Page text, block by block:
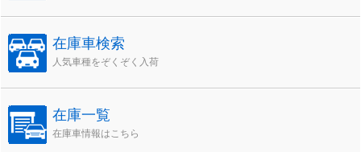
在庫車検索
人気車種をぞくぞく入荷
在庫一覧
在庫車情報はこちら